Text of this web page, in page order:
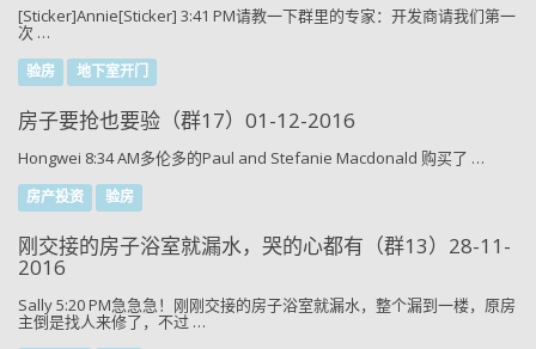
[Sticker]Annie[Sticker] 3:41 PM请教一下群里的专家：开发商请我们第一
次 …
验房 地下室开门
房子要抢也要验（群17）01-12-2016
Hongwei 8:34 AM多伦多的Paul and Stefanie Macdonald 购买了 …
房产投资 验房
刚交接的房子浴室就漏水，哭的心都有（群13）28-11-
2016
Sally 5:20 PM急急急！刚刚交接的房子浴室就漏水，整个漏到一楼，原房
主倒是找人来修了，不过 …